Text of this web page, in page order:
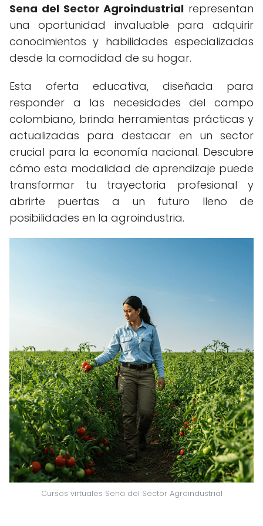
Sena del Sector Agroindustrial representan
una oportunidad invaluable para adquirir
conocimientos y habilidades especializadas
desde la comodidad de su hogar.
Esta oferta educativa, diseñada para
responder a las necesidades del campo
colombiano, brinda herramientas prácticas y
actualizadas para destacar en un sector
crucial para la economía nacional. Descubre
cómo esta modalidad de aprendizaje puede
transformar tu trayectoria profesional y
abrirte puertas a un futuro lleno de
posibilidades en la agroindustria.
Cursos virtuales Sena del Sector Agroindustrial